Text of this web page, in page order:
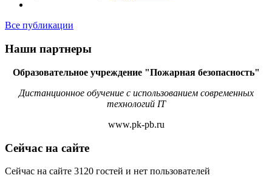
Все публикации
Наши партнеры
Образовательное учреждение "Пожарная безопасность"
Дистанционное обучение с использованием современных
технологий IT
www.pk-pb.ru
Сейчас на сайте
Сейчас на сайте 3120 гостей и нет пользователей